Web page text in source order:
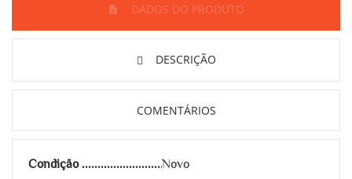
DADOS DO PRODUTO
DESCRIÇÃO
COMENTÁRIOS
Condição Novo